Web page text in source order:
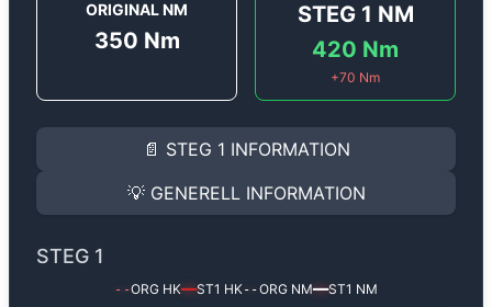
ORIGINAL NM
350 Nm
STEG 1 NM
420 Nm
+70 Nm
📄 STEG 1 INFORMATION
INFORMATION
Steg 1
Audi A4 2.0 TDi - 170 hk.
Effekten ökar från170 hktill205 hkoch
(+35 hk & +70 Nm).
Ger mer effekt, högre vridmoment, lägre
Steg 1 mjukvara justerar vi ett antal
💡 GENERELL INFORMATION
✅ All mjukvara är skräddarsydd för din bil
✅ Felsökning inann samt efter optimering
STEG 1
--ORG HK━━ST1 HK--ORG NM━━ST1 NM